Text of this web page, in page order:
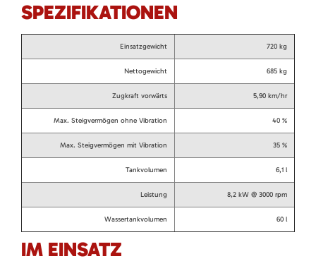
SPEZIFIKATIONEN
Einsatzgewicht 720 kg
Nettogewicht 685 kg
Zugkraft vorwärts 5,90 km/hr
Max. Steigvermögen ohne Vibration 40 %
Max. Steigvermögen mit Vibration 35 %
Tankvolumen 6,1 l
Leistung 8,2 kW @ 3000 rpm
Wassertankvolumen 60 l
IM EINSATZ